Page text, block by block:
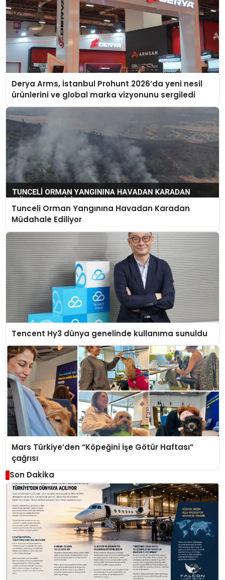
Derya Arms, İstanbul Prohunt 2026’da yeni nesil
ürünlerini ve global marka vizyonunu sergiledi
Tunceli Orman Yangınına Havadan Karadan
Müdahale Ediliyor
Tencent Hy3 dünya genelinde kullanıma sunuldu
Mars Türkiye’den “Köpeğini İşe Götür Haftası”
çağrısı
Son Dakika